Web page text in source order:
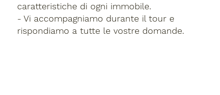
caratteristiche di ogni immobile.
- Vi accompagniamo durante il tour e
rispondiamo a tutte le vostre domande.